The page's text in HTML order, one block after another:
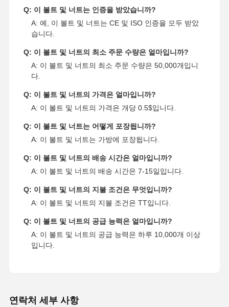
Q: 이 볼트 및 너트는 인증을 받았습니까?
A: 예, 이 볼트 및 너트는 CE 및 ISO 인증을 모두 받았
습니다.
Q: 이 볼트 및 너트의 최소 주문 수량은 얼마입니까?
A: 이 볼트 및 너트의 최소 주문 수량은 50,000개입니
다.
Q: 이 볼트 및 너트의 가격은 얼마입니까?
A: 이 볼트 및 너트의 가격은 개당 0.5$입니다.
Q: 이 볼트 및 너트는 어떻게 포장됩니까?
A: 이 볼트 및 너트는 가방에 포장됩니다.
Q: 이 볼트 및 너트의 배송 시간은 얼마입니까?
A: 이 볼트 및 너트의 배송 시간은 7-15일입니다.
Q: 이 볼트 및 너트의 지불 조건은 무엇입니까?
A: 이 볼트 및 너트의 지불 조건은 TT입니다.
Q: 이 볼트 및 너트의 공급 능력은 얼마입니까?
A: 이 볼트 및 너트의 공급 능력은 하루 10,000개 이상
입니다.
연락처 세부 사항